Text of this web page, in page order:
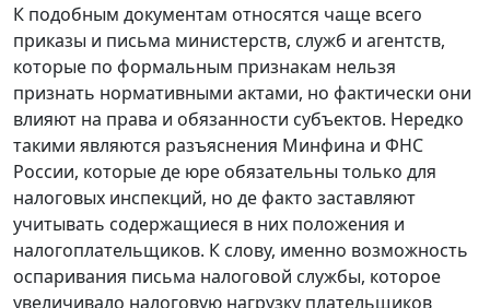
К подобным документам относятся чаще всего
приказы и письма министерств, служб и агентств,
которые по формальным признакам нельзя
признать нормативными актами, но фактически они
влияют на права и обязанности субъектов. Нередко
такими являются разъяснения Минфина и ФНС
России, которые де юре обязательны только для
налоговых инспекций, но де факто заставляют
учитывать содержащиеся в них положения и
налогоплательщиков. К слову, именно возможность
оспаривания письма налоговой службы, которое
увеличивало налоговую нагрузку плательщиков